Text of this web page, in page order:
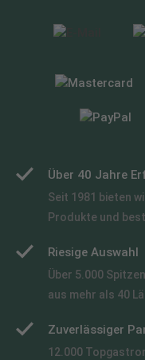
Über 40 Jahre
Seit 1981 bieten
Produkte und
Riesige Auswahl
Über 5.000
aus mehr als 40
Zuverlässiger
12.000